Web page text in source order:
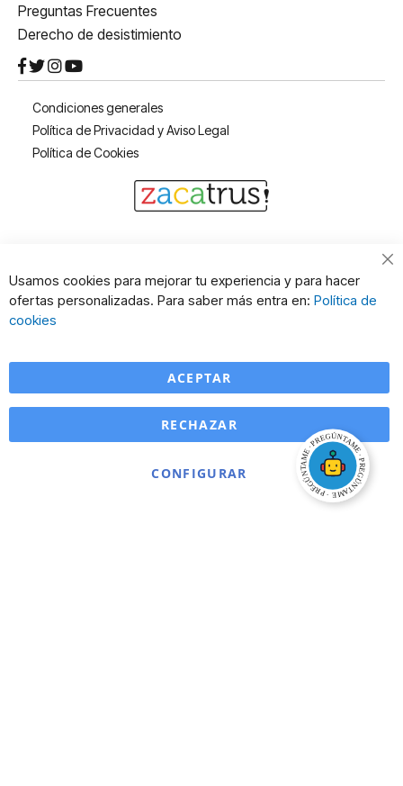
Preguntas Frecuentes
Derecho de desistimiento
Condiciones generales
Política de Privacidad y Aviso Legal
Política de Cookies
Usamos cookies para mejorar tu experiencia y para hacer
ofertas personalizadas. Para saber más entra en: Política de
cookies
ACEPTAR
CONFIGURAR
RECHAZAR